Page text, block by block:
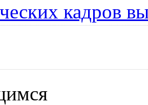
кадров